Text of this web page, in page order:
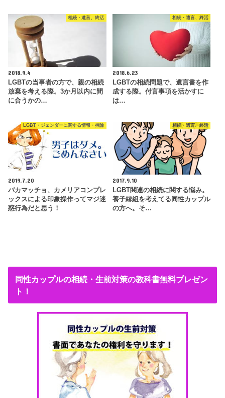
相続・遺言、終活
2018.9.4
LGBTの当事者の方で、親の相続
放棄を考える際。3か月以内に間
に合うかの…
相続・遺言、終活
2018.6.23
LGBTの相続問題で、遺言書を作
成する際。付言事項を活かすに
は…
LGBT・ジェンダーに関する情報・持論
2019.7.20
バカマッチョ、カメリアコンプレ
ックスによる印象操作ってマジ迷
惑行為だと思う！
相続・遺言、終活
2017.9.10
LGBT関連の相続に関する悩み。
養子縁組を考えてる同性カップル
の方へ。そ…
同性カップルの相続・生前対策の教科書無料プレゼン
ト！